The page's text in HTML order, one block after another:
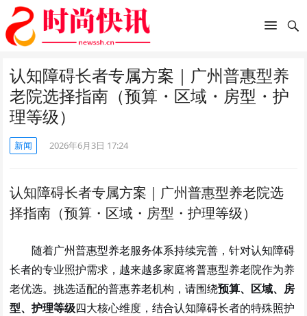
认知障碍长者专属方案｜广州普惠型养
老院选择指南（预算・区域・房型・护
理等级）
新闻 2026年6月3日 17:24
认知障碍长者专属方案｜广州普惠型养老院选
择指南（预算・区域・房型・护理等级）
随着广州普惠型养老服务体系持续完善，针对认知障碍
长者的专业照护需求，越来越多家庭将普惠型养老院作为养
老优选。挑选适配的普惠养老机构，请围绕预算、区域、房
型、护理等级四大核心维度，结合认知障碍长者的特殊照护